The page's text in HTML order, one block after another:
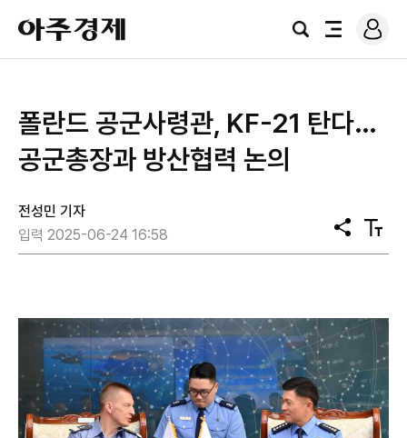
아
주
경
검
전
로
그
폴란드 공군사령관, KF-21 탄다…
공군총장과 방산협력 논의
전성민 기자
입력 2025-06-24 16:58
공
유
텍
스